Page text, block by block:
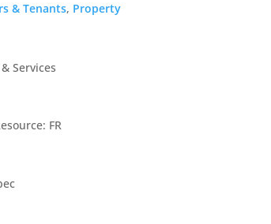
& Tenants, Property
Services
: FR